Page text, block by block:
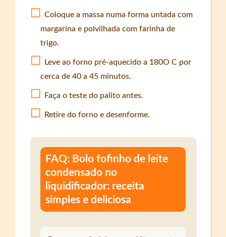
Coloque a massa numa forma untada com
margarina e polvilhada com farinha de
trigo.
Leve ao forno pré-aquecido a 180O C por
cerca de 40 a 45 minutos.
Faça o teste do palito antes.
Retire do forno e desenforme.
FAQ: Bolo fofinho de leite
condensado no
liquidificador: receita
simples e deliciosa